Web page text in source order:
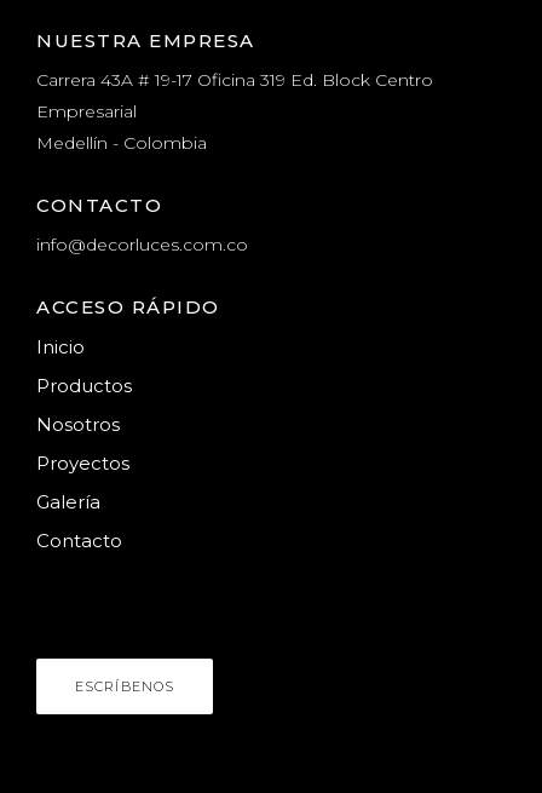
NUESTRA EMPRESA
Carrera 43A # 19-17 Oficina 319 Ed. Block Centro
Empresarial
Medellín - Colombia
CONTACTO
info@decorluces.com.co
ACCESO RÁPIDO
Inicio
Productos
Nosotros
Proyectos
Galería
Contacto
ESCRÍBENOS